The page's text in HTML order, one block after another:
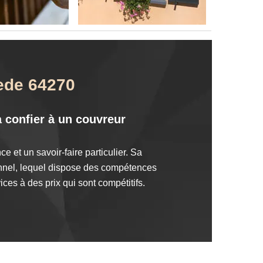
64270
confier à un couvreur
et un savoir-faire particulier. Sa
lequel dispose des compétences
à des prix qui sont compétitifs.